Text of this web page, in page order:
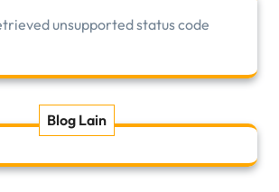
unsupported status code
Blog Lain